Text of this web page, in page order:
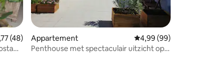
beoordeling van 4,77 op 5, 48 recensies
(48)
Appartement Gemiddelde
4,99 (99)
Penthouse met spectaculair uitzicht op